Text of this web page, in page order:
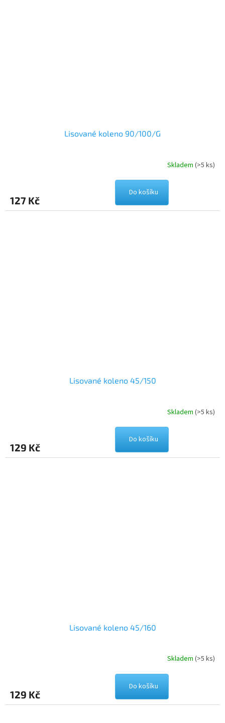
Lisované koleno 90/100/G
Skladem (>5 ks)
127 Kč
Do košíku
Lisované koleno 45/150
Skladem (>5 ks)
129 Kč
Do košíku
Lisované koleno 45/160
Skladem (>5 ks)
129 Kč
Do košíku